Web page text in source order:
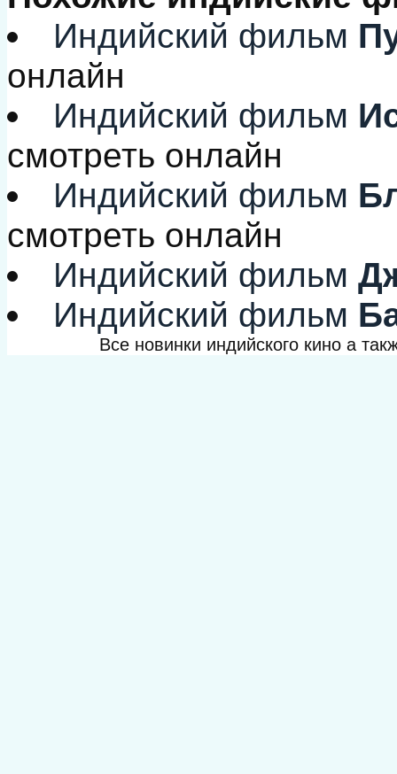
Индийский фильм
онлайн
Индийский фильм
смотреть онлайн
Индийский фильм
смотреть онлайн
Индийский фильм
Индийский фильм
Все новинки индийского кино а